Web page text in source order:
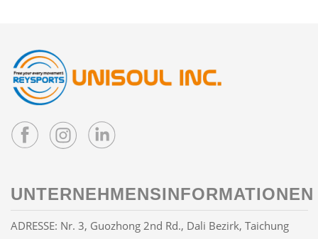
UNTERNEHMENSINFORMATIONEN
ADRESSE: Nr. 3, Guozhong 2nd Rd., Dali Bezirk, Taichung